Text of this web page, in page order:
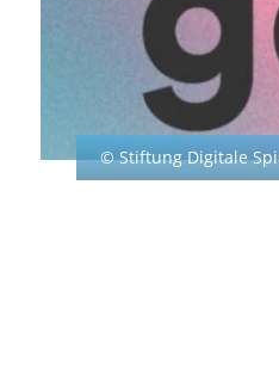
© Stiftung Digitale